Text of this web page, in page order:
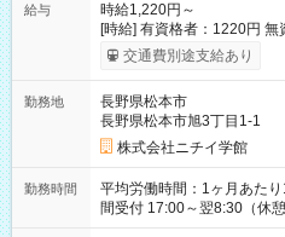
給与
時給1,220円～
[時給] 有資格者：1220円 無資格者：
度あり 進級により給与がアップします！ 【
あり 試用期間の長さ：3ヶ
交通費別途支給あり
勤務地
長野県松本市
長野県松本市旭3丁目1-1
株式会社ニチイ学館
勤務時間
平均労働時間：1ヶ月あた
間受付 17:00～翌8:30（休憩180分） ■土日祝・
17:15（休憩60分） ※上記時間帯でのシフト制 ※夜間のみ、休